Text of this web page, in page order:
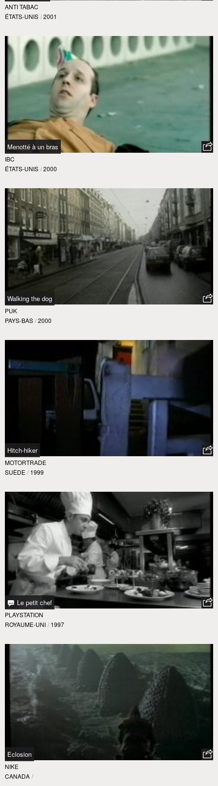
ANTI TABAC
ÉTATS-UNIS / 2001
Menotté à un bras
IBC
ÉTATS-UNIS / 2000
Walking the dog
PUK
PAYS-BAS / 2000
Hitch-hiker
MOTORTRADE
SUÈDE / 1999
Le petit chef
PLAYSTATION
ROYAUME-UNI / 1997
Eclosion
NIKE
CANADA /